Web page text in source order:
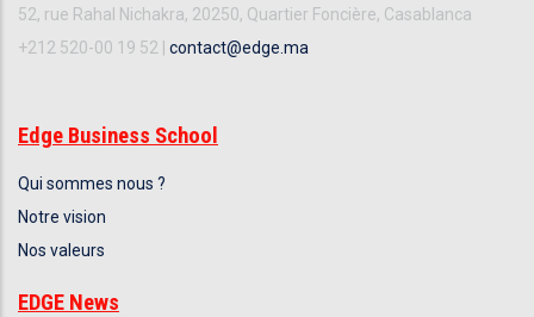
52, rue Rahal Nichakra, 20250, Quartier Foncière, Casablanca
+212 520-00 19 52 | contact@edge.ma
Edge Business School
Qui sommes nous ?
Notre vision
Nos valeurs
EDGE News